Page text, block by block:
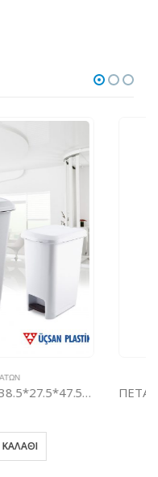
ΠΕΤΑΛ Μ-829 ΠΛΑΣΤΙΚΟ ΣΤΡΟΓΓΥΛΟ 50lit
ΣΤΟ ΚΑΛΆΘΙ